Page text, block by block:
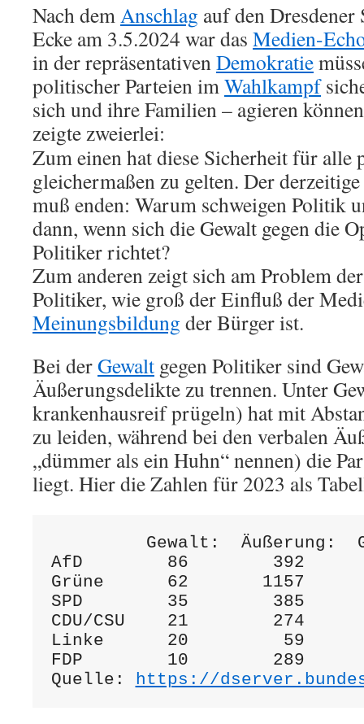
Nach demAnschlag auf den
Ecke am 3.5.2024 war das Medien-
in der repräsentativenDemokratie
politischer Parteien imWahlkampf
sich und ihre Familien – agieren
zeigte zweierlei:
Zum einen hat diese Sicherheit für alle
gleichermaßen zu gelten. Der derzeitige
muß enden: Warum schweigen Politik
dann, wenn sich die Gewalt gegen die
Politiker richtet?
Zum anderen zeigt sich am Problem
Politiker, wie groß der Einfluß der
Meinungsbildung der Bürger ist.
Bei derGewalt gegen Politiker sind
Äußerungsdelikte zu trennen. Unter
krankenhausreif prügeln) hat mit
zu leiden, während bei den verbalen
„dümmer als ein Huhn“ nennen) die
liegt. Hier die Zahlen für 2023 als
Gewalt:  Äußerung:
AfD        86        392
Grüne      62       1157
SPD        35        385
CDU/CSU    21        274
Linke      20         59
FDP        10        289
Quelle:
https://